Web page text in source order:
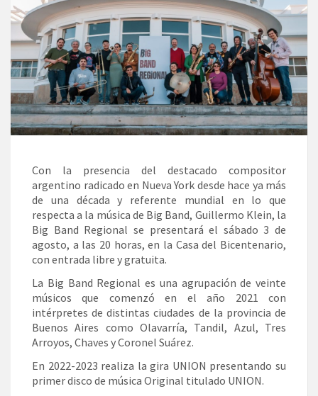
Con la presencia del destacado compositor
argentino radicado en Nueva York desde hace ya más
de una década y referente mundial en lo que
respecta a la música de Big Band, Guillermo Klein, la
Big Band Regional se presentará el sábado 3 de
agosto, a las 20 horas, en la Casa del Bicentenario,
con entrada libre y gratuita.
La Big Band Regional es una agrupación de veinte
músicos que comenzó en el año 2021 con
intérpretes de distintas ciudades de la provincia de
Buenos Aires como Olavarría, Tandil, Azul, Tres
Arroyos, Chaves y Coronel Suárez.
En 2022-2023 realiza la gira UNION presentando su
primer disco de música Original titulado UNION.